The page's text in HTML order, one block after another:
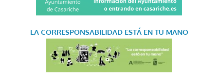
LA CORRESPONSABILIDAD ESTÁ EN TU MANO